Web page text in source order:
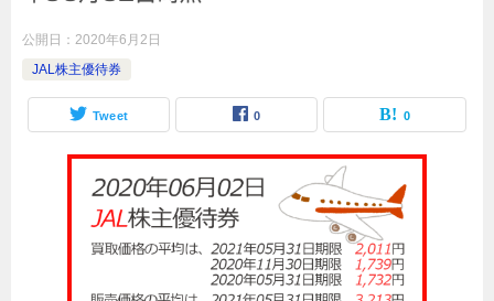
公開日： 2020年6月2日
JAL株主優待券
Tweet 0 0